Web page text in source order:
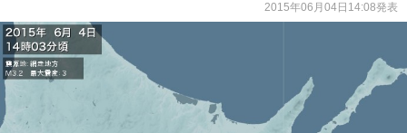
2015年06月04日14:08発表